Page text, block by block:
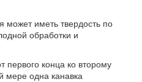
может иметь твердость по
обработки и
первого конца ко второму
мере одна канавка